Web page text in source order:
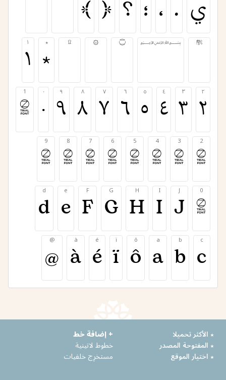
ي . ، ؛ ؟ ﴿ ﴾
ﷺ ﷽ ۝ ۞ ۩ ٭
٭
١
١
٢
٢
٣
٣
٤
٤
٥
٥
٦
٦
٧
٧
٨
٨
٩
٩
٠
٠
1
1
2
2
3
3
4
4
5
5
6
6
7
7
8
8
9
9
0
0
J
J
I
I
H
H
G
G
F
F
e
e
d
d
c
c
b
b
a
a
ô
ô
ï
ï
é
é
à
à
@
@
٭ الأكثر تحميلا
٭ المفتوحة المصدر
٭ اختيار الموقع
+ إضافة خط
خطوط لاتينية
مستخرِج خلفيات